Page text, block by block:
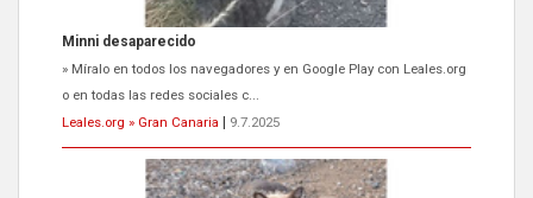
Minni desaparecido
» Míralo en todos los navegadores y en Google Play con Leales.org
o en todas las redes sociales c...
Leales.org » Gran Canaria
9.7.2025